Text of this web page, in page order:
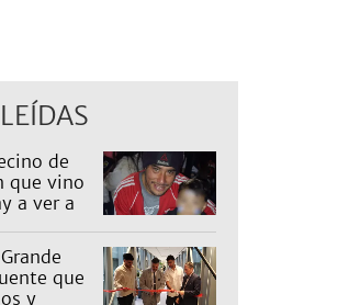
de
que vino
a ver a
que
y